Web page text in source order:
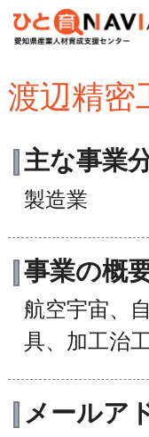
渡辺精密
主な事業
製造業
事業の概
航空宇宙、
具、加工治
メールア